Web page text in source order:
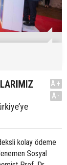
A+
A-
kolay ödeme
Sosyal